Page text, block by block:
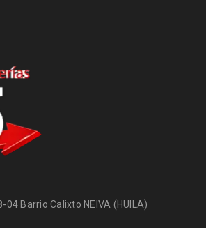
04 Barrio Calixto NEIVA (HUILA)